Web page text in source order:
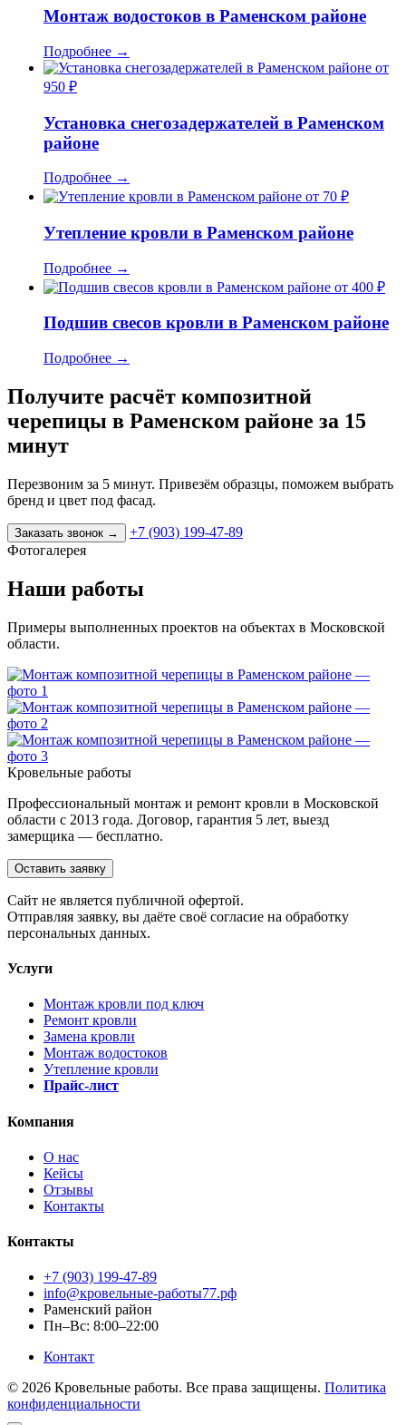
Монтаж водостоков в Раменском районе
Подробнее →
от
950 ₽
Установка снегозадержателей в Раменском
районе
Подробнее →
от 70 ₽
Утепление кровли в Раменском районе
Подробнее →
от 400 ₽
Подшив свесов кровли в Раменском районе
Подробнее →
Получите расчёт композитной
черепицы в Раменском районе за 15
минут
Перезвоним за 5 минут. Привезём образцы, поможем выбрать
бренд и цвет под фасад.
Заказать звонок →
+7 (903) 199-47-89
Фотогалерея
Наши работы
Примеры выполненных проектов на объектах в Московской
области.
Кровельные работы
Профессиональный монтаж и ремонт кровли в Московской
области с 2013 года. Договор, гарантия 5 лет, выезд
замерщика — бесплатно.
Оставить заявку
Cайт не является публичной офертой.
Отправляя заявку, вы даёте своё согласие на обработку
персональных данных.
Услуги
Монтаж кровли под ключ
Ремонт кровли
Замена кровли
Монтаж водостоков
Утепление кровли
Прайс-лист
Компания
О нас
Кейсы
Отзывы
Контакты
Контакты
+7 (903) 199-47-89
info@кровельные-работы77.рф
Раменский район
Пн–Вс: 8:00–22:00
Контакт
© 2026 Кровельные работы. Все права защищены. Политика
конфиденциальности